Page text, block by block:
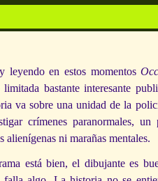
leyendo en estos momentos
limitada bastante interesante
va sobre una unidad de la
crímenes paranormales,
alienígenas ni marañas mentales.
está bien, el dibujante es